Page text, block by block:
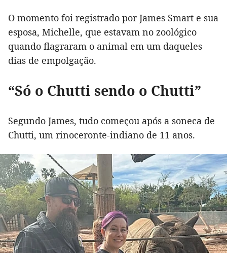
O momento foi registrado por James Smart e sua
esposa, Michelle, que estavam no zoológico
quando flagraram o animal em um daqueles
dias de empolgação.
“Só o Chutti sendo o Chutti”
Segundo James, tudo começou após a soneca de
Chutti, um rinoceronte-indiano de 11 anos.